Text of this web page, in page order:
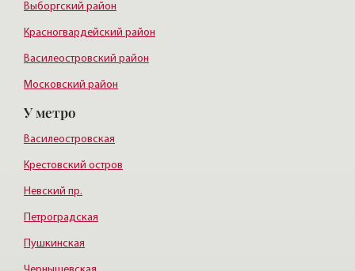
Выборгский район
Красногвардейский район
Василеостровский район
Московский район
Курортный район
У метро
Василеостровская
Крестовский остров
Невский пр.
Петроградская
Пушкинская